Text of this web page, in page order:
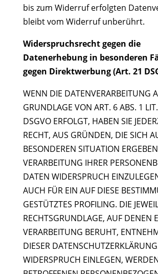
bis zum Widerruf erfolgten
bleibt vom Widerruf unberührt.
Widerspruchsrecht gegen die
Datenerhebung in besonderen
gegen Direktwerbung (Art. 21
WENN DIE DATENVERARBEITUNG
GRUNDLAGE VON ART. 6 ABS. 1
DSGVO ERFOLGT, HABEN SIE
RECHT, AUS GRÜNDEN, DIE SICH
BESONDEREN SITUATION
VERARBEITUNG IHRER
DATEN WIDERSPRUCH
AUCH FÜR EIN AUF DIESE
GESTÜTZTES PROFILING. DIE
RECHTSGRUNDLAGE, AUF DENEN
VERARBEITUNG BERUHT,
DIESER
WIDERSPRUCH EINLEGEN,